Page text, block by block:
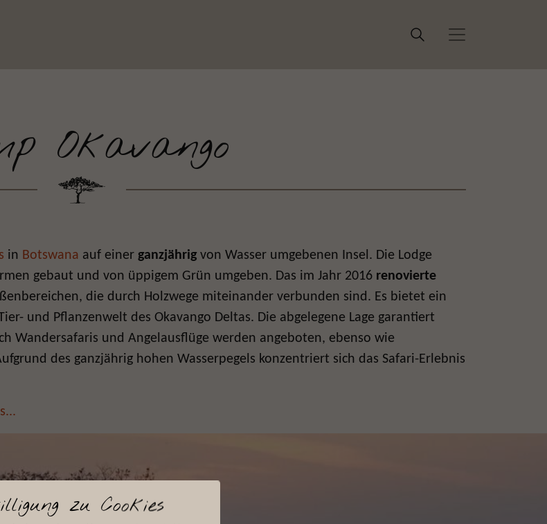
Okavango
in Botswana auf einer ganzjährig von Wasser umgebenen Insel. Die Lodge
gebaut und von üppigem Grün umgeben. Das im Jahr 2016 renovierte
die durch Holzwege miteinander verbunden sind. Es bietet ein
und Pflanzenwelt des Okavango Deltas. Die abgelegene Lage garantiert
Wandersafaris und Angelausflüge werden angeboten, ebenso wie
des ganzjährig hohen Wasserpegels konzentriert sich das Safari-Erlebnis
zu Cookies